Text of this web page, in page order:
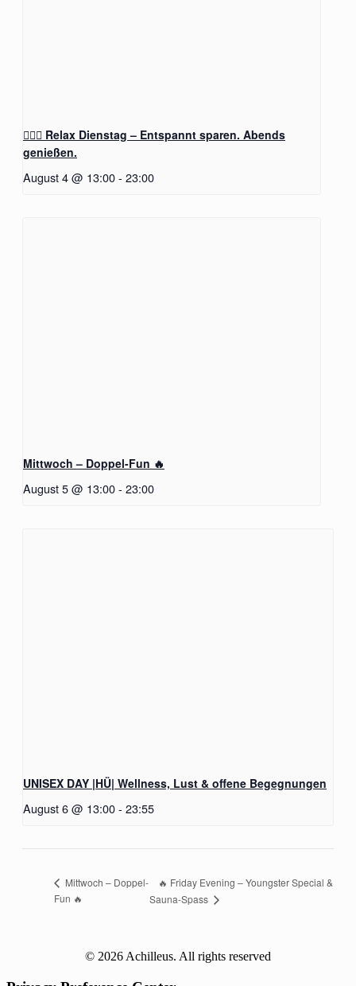
🧖‍♂️✨ Relax Dienstag – Entspannt sparen. Abends
genießen.
August 4 @ 13:00- 23:00
Mittwoch – Doppel-Fun 🔥
August 5 @ 13:00- 23:00
UNISEX DAY |HÜ| Wellness, Lust & offene Begegnungen
August 6 @ 13:00- 23:55
Mittwoch – Doppel-
Fun 🔥
🔥 Friday Evening – Youngster Special &
Sauna-Spass
© 2026 Achilleus. All rights reserved